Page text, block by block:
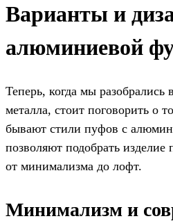
Варианты и
алюминиевой
Теперь, когда мы разобрались
металла, стоит поговорить о
бывают стили пуфов с
позволяют подобрать
от минимализма до лофт.
Минимализм и